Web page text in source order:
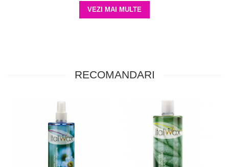
VEZI MAI MULTE
RECOMANDARI